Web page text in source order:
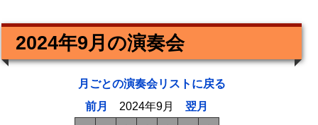
2024年9月の演奏会
月ごとの演奏会リストに戻る
前月
2024年9月翌月